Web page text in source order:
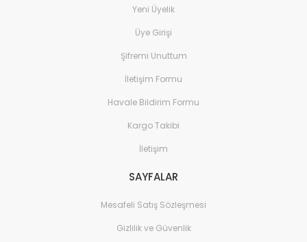
Yeni Üyelik
Üye Girişi
Şifremi Unuttum
İletişim Formu
Havale Bildirim Formu
Kargo Takibi
İletişim
SAYFALAR
Mesafeli Satış Sözleşmesi
Gizlilik ve Güvenlik